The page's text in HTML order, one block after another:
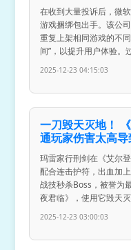
在收到大量投诉后，微
游戏捆绑包出手。该公
重复上架相同游戏的不
间”，以提升用户体验。
2025-12-23 04:15:03
一刀毁天灭地！
通玩家伤害太高
玛雷家行刑剑在《艾尔
配合连击护符，出血加
战技秒杀Boss，被誉为
夜君临》，使用它毁天
2025-12-23 03:00:03